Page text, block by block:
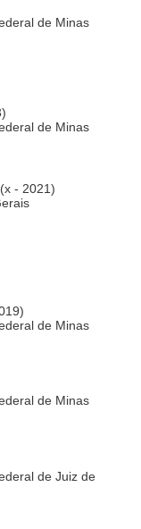
de Minas
de Minas
(x - 2021)
de Minas
de Minas
de Juiz de